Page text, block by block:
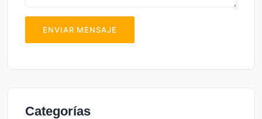
ENVIAR MENSAJE
Categorías